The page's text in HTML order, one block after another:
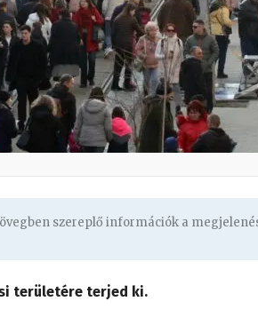
szereplő információk a
területére terjed ki.